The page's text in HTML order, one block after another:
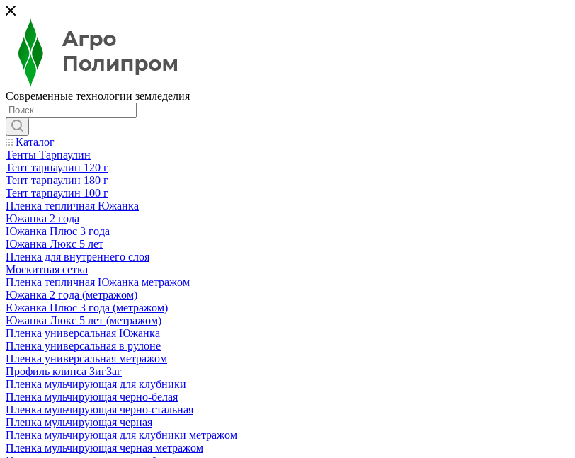
Современные технологии земледелия
Каталог
Тенты Тарпаулин
Тент тарпаулин 120 г
Тент тарпаулин 180 г
Тент тарпаулин 100 г
Пленка тепличная Южанка
Южанка 2 года
Южанка Плюс 3 года
Южанка Люкс 5 лет
Пленка для внутреннего слоя
Москитная сетка
Пленка тепличная Южанка метражом
Южанка 2 года (метражом)
Южанка Плюс 3 года (метражом)
Южанка Люкс 5 лет (метражом)
Пленка универсальная Южанка
Пленка универсальная в рулоне
Пленка универсальная метражом
Профиль клипса ЗигЗаг
Пленка мульчирующая для клубники
Пленка мульчирующая черно-белая
Пленка мульчирующая черно-стальная
Пленка мульчирующая черная
Пленка мульчирующая для клубники метражом
Пленка мульчирующая черная метражом